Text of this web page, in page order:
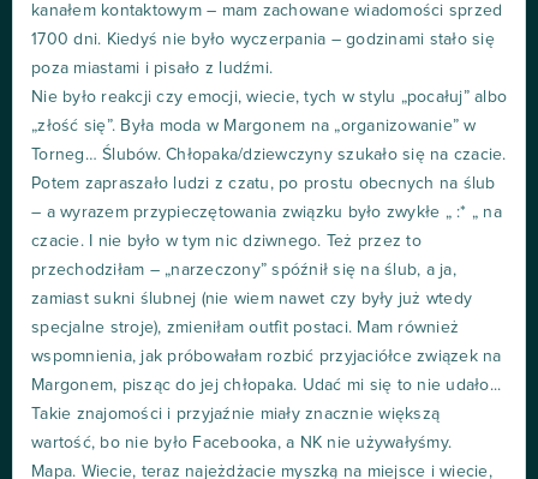
kanałem kontaktowym – mam zachowane wiadomości sprzed
1700 dni. Kiedyś nie było wyczerpania – godzinami stało się
poza miastami i pisało z ludźmi.
Nie było reakcji czy emocji, wiecie, tych w stylu „pocałuj” albo
„złość się”. Była moda w Margonem na „organizowanie” w
Torneg… Ślubów. Chłopaka/dziewczyny szukało się na czacie.
Potem zapraszało ludzi z czatu, po prostu obecnych na ślub
– a wyrazem przypieczętowania związku było zwykłe „ :* „ na
czacie. I nie było w tym nic dziwnego. Też przez to
przechodziłam – „narzeczony” spóźnił się na ślub, a ja,
zamiast sukni ślubnej (nie wiem nawet czy były już wtedy
specjalne stroje), zmieniłam outfit postaci. Mam również
wspomnienia, jak próbowałam rozbić przyjaciółce związek na
Margonem, pisząc do jej chłopaka. Udać mi się to nie udało...
Takie znajomości i przyjaźnie miały znacznie większą
wartość, bo nie było Facebooka, a NK nie używałyśmy.
Mapa. Wiecie, teraz najeżdżacie myszką na miejsce i wiecie,